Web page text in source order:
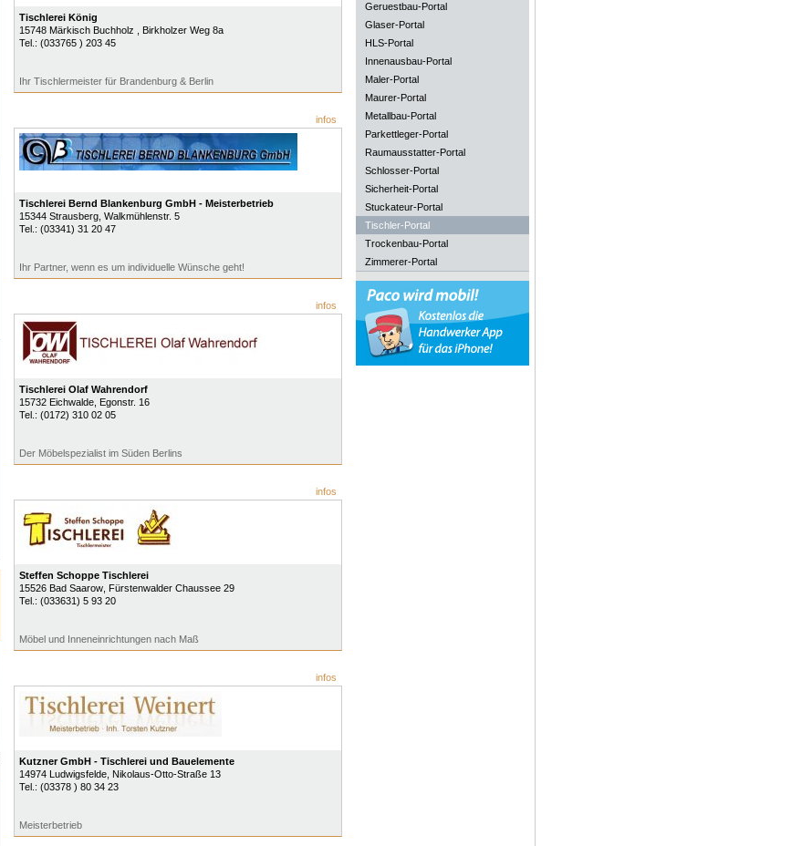
Tischlerei König
15748 Märkisch Buchholz
, Birkholzer Weg 8a
Tel.: (033765 ) 203 45
Ihr Tischlermeister für Brandenburg & Berlin
infos
Tischlerei Bernd Blankenburg GmbH - Meisterbetrieb
15344 Strausberg, Walkmühlenstr. 5
Tel.: (03341) 31 20 47
Ihr Partner, wenn es um individuelle Wünsche geht!
infos
Tischlerei Olaf Wahrendorf
15732 Eichwalde, Egonstr. 16
Tel.: (0172) 310 02 05
Der Möbelspezialist im Süden Berlins
infos
Steffen Schoppe Tischlerei
15526 Bad Saarow, Fürstenwalder Chaussee 29
Tel.: (033631) 5 93 20
Möbel und Inneneinrichtungen nach Maß
infos
Kutzner GmbH - Tischlerei und Bauelemente
14974 Ludwigsfelde, Nikolaus-Otto-Straße 13
Tel.: (03378 ) 80 34 23
Meisterbetrieb
Geruestbau-Portal
Glaser-Portal
HLS-Portal
Innenausbau-Portal
Maler-Portal
Maurer-Portal
Metallbau-Portal
Parkettleger-Portal
Raumausstatter-Portal
Schlosser-Portal
Sicherheit-Portal
Stuckateur-Portal
Tischler-Portal
Trockenbau-Portal
Zimmerer-Portal